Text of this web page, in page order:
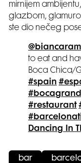
mirnijem
glazbom,
ste dio nečeg
to eat and
Boca Chica/
#spain
#restaurant
Dancing In
bar